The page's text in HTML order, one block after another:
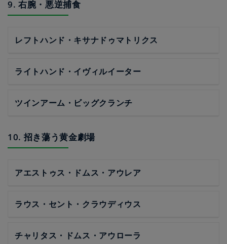
9. 右腕・悪逆捕食
レフトハンド・キサナドゥマトリクス
ライトハンド・イヴィルイーター
ツインアーム・ビッグクランチ
10. 招き蕩う黄金劇場
アエストゥス・ドムス・アウレア
ラウス・セント・クラウディウス
チャリタス・ドムス・アウローラ